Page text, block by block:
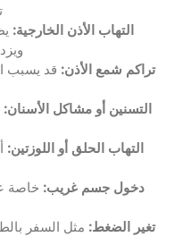
التهاب الأذن الخارجية:
تراكم شمع الأذن: قد يسبب
التسنين أو مشاكل الأسنان:
التهاب الحلق أو اللوزتين:
دخول جسم غريب: خاصة
تغير الضغط: مثل السفر